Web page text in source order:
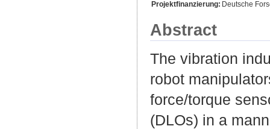
Projektfinanzierung: Deutsche
Abstract
The vibration
robot
force/torque
(DLOs) in a